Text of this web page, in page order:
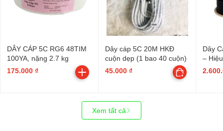
DÂY CÁP 5C RG6 48TIM
100YA, nặng 2.7 kg
175.000 ₫
Dây cáp 5C 20M HKĐ
cuộn dẹp (1 bao 40 cuộn)
45.000 ₫
Dây
–
Xem tất cả